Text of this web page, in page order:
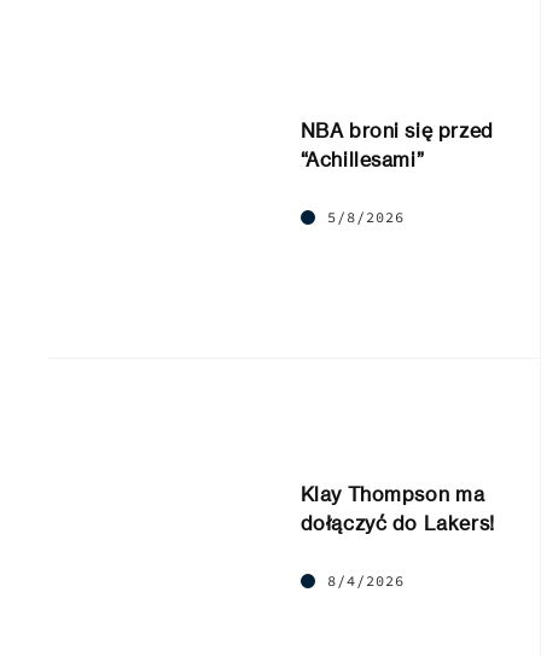
NBA broni się przed
“Achillesami”
5/8/2026
Klay Thompson ma
dołączyć do Lakers!
8/4/2026